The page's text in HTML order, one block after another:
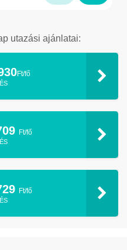
utazási ajánlatai:
Ft/fő
Ft/fő
Ft/fő